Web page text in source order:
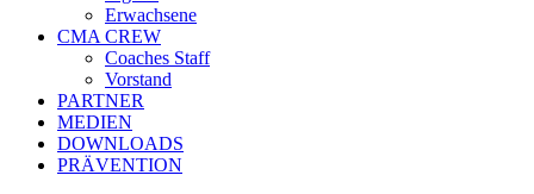
Erwachsene
CMA CREW
Coaches Staff
Vorstand
PARTNER
MEDIEN
DOWNLOADS
PRÄVENTION